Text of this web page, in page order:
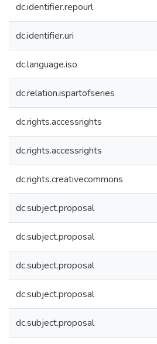
dc.identifier.repourl
dc.identifier.uri
dc.language.iso
dc.relation.ispartofseries
dc.rights.accessrights
dc.rights.accessrights
dc.rights.creativecommons
dc.subject.proposal
dc.subject.proposal
dc.subject.proposal
dc.subject.proposal
dc.subject.proposal